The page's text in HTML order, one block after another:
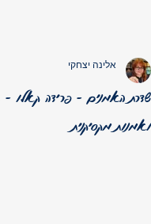
שדרת האמנים - פרידה קאלו -
ואמנות מקסיקנית
אלינה יצחקי